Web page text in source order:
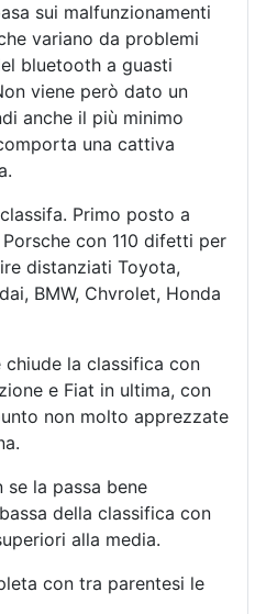
sui malfunzionamenti
variano da problemi
bluetooth a guasti
viene però dato un
anche il più minimo
una cattiva
Primo posto a
con 110 difetti per
distanziati Toyota,
BMW, Chvrolet, Honda
la classifica con
e Fiat in ultima, con
non molto apprezzate
se la passa bene
della classifica con
alla media.
con tra parentesi le